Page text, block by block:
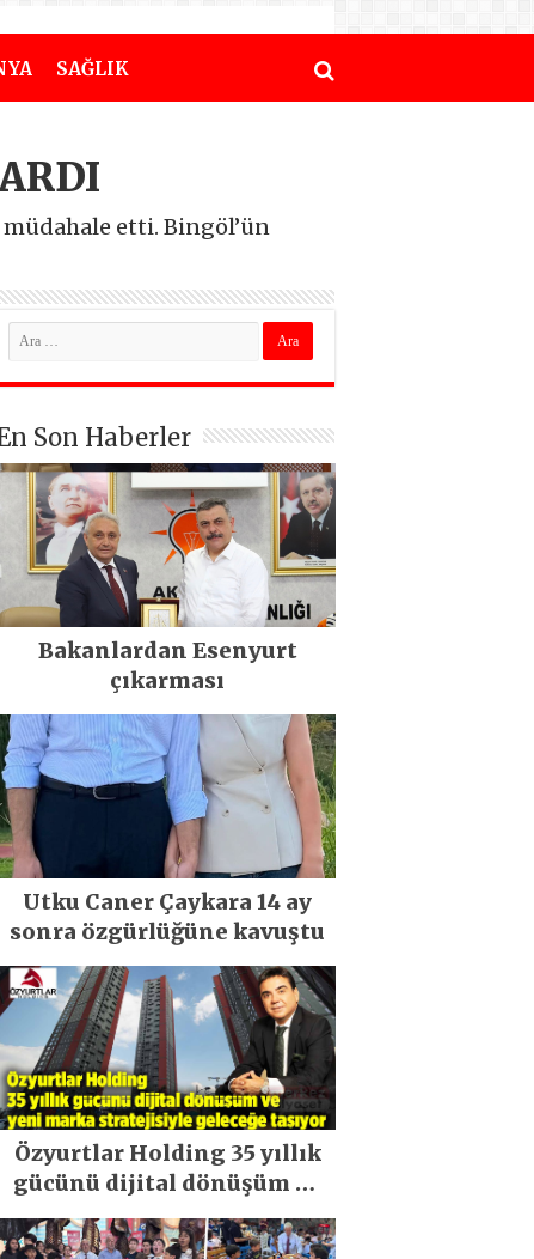
SAĞLIK
etti. Bingöl’ün
Son Haberler
Bakanlardan Esenyurt
çıkarması
Utku Caner Çaykara 14 ay
sonra özgürlüğüne kavuştu
Özyurtlar Holding 35 yıllık
gücünü dijital dönüşüm ve
yeni marka stratejisiyle
geleceğe taşıyor